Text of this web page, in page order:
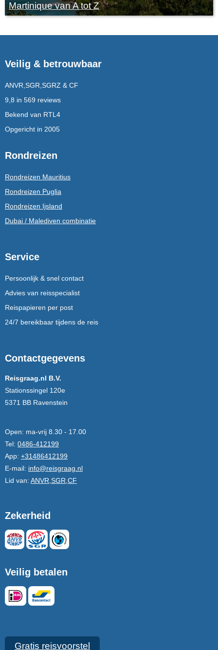
Martinique van A tot Z
Veilig & betrouwbaar
ANVR,SGR,SGRZ & CF
9,8 in 569 reviews
Bekend van RTL4
Opgericht in 2005
Rondreizen
Rondreizen Mauritius
Rondreizen Puglia
Rondreizen Ijsland
Dubai / Malediven combinatie
Service
Persoonlijk & snel contact
Advies van reisspecialist
Reispapieren per post
24/7 bereikbaar tijdens de reis
Contactgegevens
Reisgraag.nl B.V.
Stationssingel 120e
5371 BB Ravenstein
Open: ma-vrij 8.30 - 17.00
Tel: 0486-412199
App: +31486412199
E-mail: info@reisgraag.nl
Lid van: ANVR,SGR,CF
Zekerheid
Veilig betalen
Gratis reisvoorstel